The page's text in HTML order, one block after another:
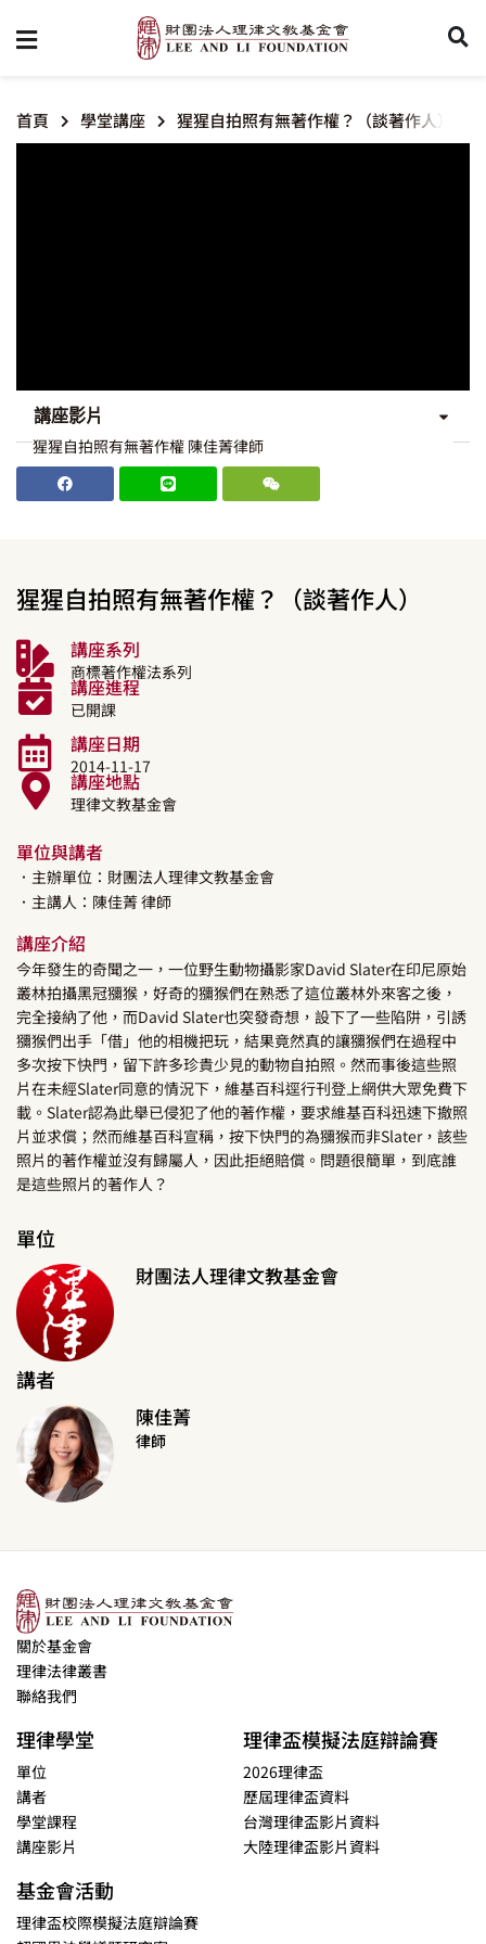
首頁 學堂講座 猩猩自拍照有無著作權？（談著作人）
講座影片
猩猩自拍照有無著作權 陳佳菁律師
猩猩自拍照有無著作權？（談著作人）
講座系列
商標著作權法系列
講座進程
已開課
講座日期
2014-11-17
講座地點
理律文教基金會
單位與講者
．主辦單位：財團法人理律文教基金會
．主講人： 陳佳菁律師
講座介紹
今年發生的奇聞之一，一位野生動物攝影家David Slater在印尼原始
叢林拍攝黑冠獼猴，好奇的獼猴們在熟悉了這位叢林外來客之後，
完全接納了他，而David Slater也突發奇想，設下了一些陷阱，引誘
獼猴們出手「借」他的相機把玩，結果竟然真的讓獼猴們在過程中
多次按下快門，留下許多珍貴少見的動物自拍照。然而事後這些照
片在未經Slater同意的情況下，維基百科逕行刊登上網供大眾免費下
載。Slater認為此舉已侵犯了他的著作權，要求維基百科迅速下撤照
片並求償；然而維基百科宣稱，按下快門的為獼猴而非Slater，該些
照片的著作權並沒有歸屬人，因此拒絕賠償。問題很簡單，到底誰
是這些照片的著作人？
單位
財團法人理律文教基金會
講者
陳佳菁
律師
關於基金會
理律法律叢書
聯絡我們
理律學堂
單位
講者
學堂課程
講座影片
理律盃模擬法庭辯論賽
2026理律盃
歷屆理律盃資料
台灣理律盃影片資料
大陸理律盃影片資料
基金會活動
理律盃校際模擬法庭辯論賽